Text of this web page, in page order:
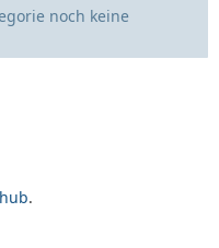
noch keine
.